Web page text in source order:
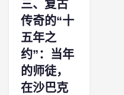
三、复古
传奇的“十
五年之
约”：当年
的师徒，
在沙巴克